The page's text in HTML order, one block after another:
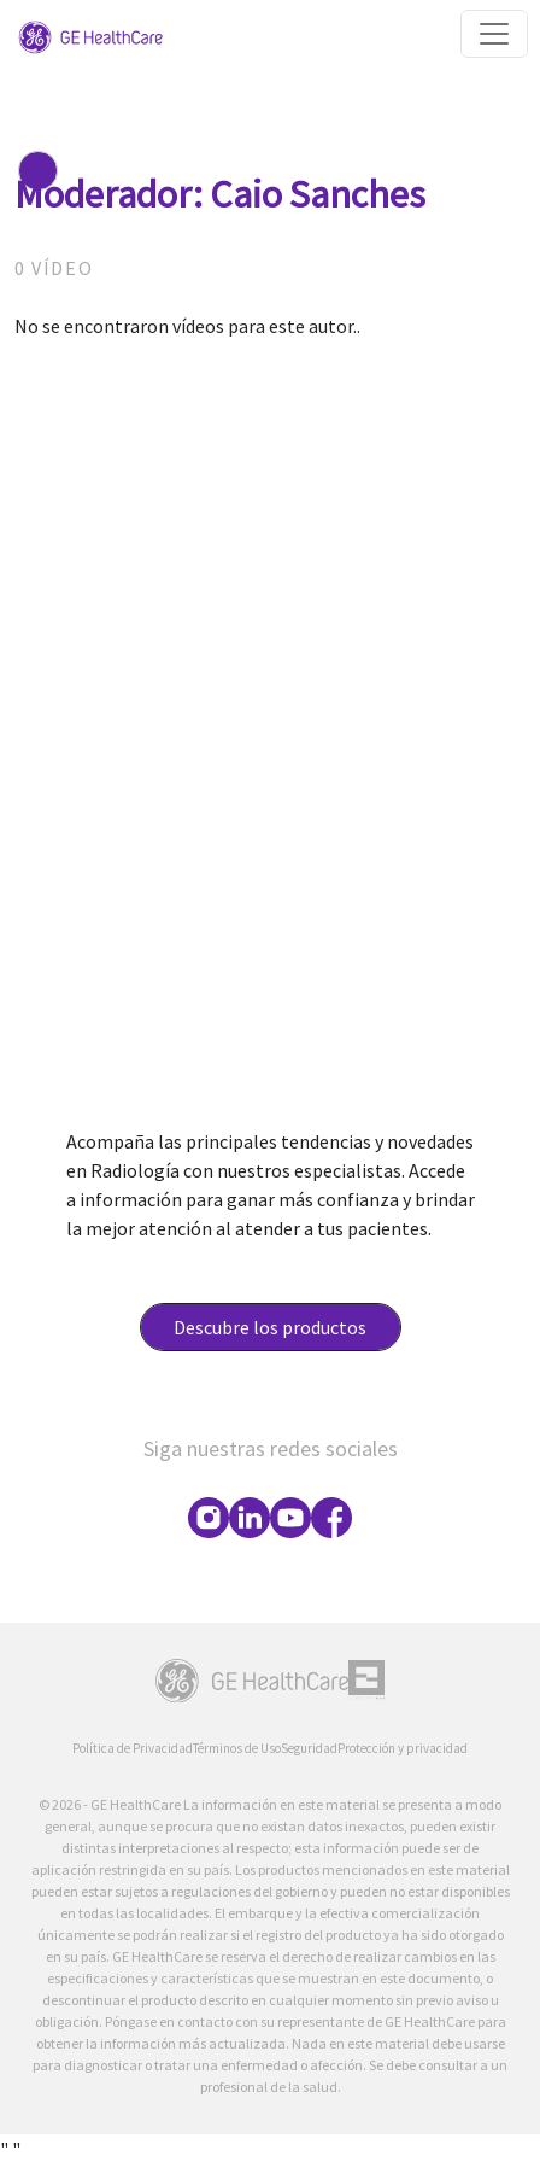
Moderador: Caio Sanches
0 VÍDEO
No se encontraron vídeos para este autor..
Acompaña las principales tendencias y novedades
en Radiología con nuestros especialistas. Accede
a información para ganar más confianza y brindar
la mejor atención al atender a tus pacientes.
Descubre los productos
Siga nuestras redes sociales
Política de PrivacidadTérminos de UsoSeguridadProtección y privacidad
© 2026 - GE HealthCare La información en este material se presenta a modo
general, aunque se procura que no existan datos inexactos, pueden existir
distintas interpretaciones al respecto; esta información puede ser de
aplicación restringida en su país. Los productos mencionados en este material
pueden estar sujetos a regulaciones del gobierno y pueden no estar disponibles
en todas las localidades. El embarque y la efectiva comercialización
únicamente se podrán realizar si el registro del producto ya ha sido otorgado
en su país. GE HealthCare se reserva el derecho de realizar cambios en las
especificaciones y características que se muestran en este documento, o
descontinuar el producto descrito en cualquier momento sin previo aviso u
obligación. Póngase en contacto con su representante de GE HealthCare para
obtener la información más actualizada. Nada en este material debe usarse
para diagnosticar o tratar una enfermedad o afección. Se debe consultar a un
profesional de la salud.
" "